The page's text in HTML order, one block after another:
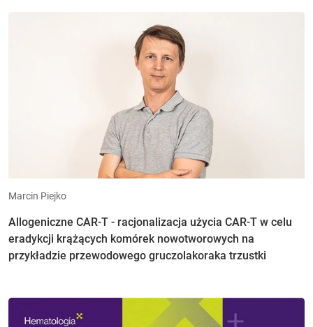
Marcin Piejko
Allogeniczne CAR-T - racjonalizacja użycia CAR-T w celu
eradykcji krążących komórek nowotworowych na
przykładzie przewodowego gruczolakoraka trzustki